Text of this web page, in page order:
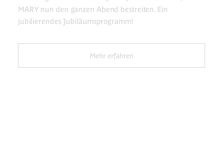
MARY nun den ganzen Abend bestreiten.‍ Ein
jubilierendes Jubiläumsprogramm!
Mehr erfahren